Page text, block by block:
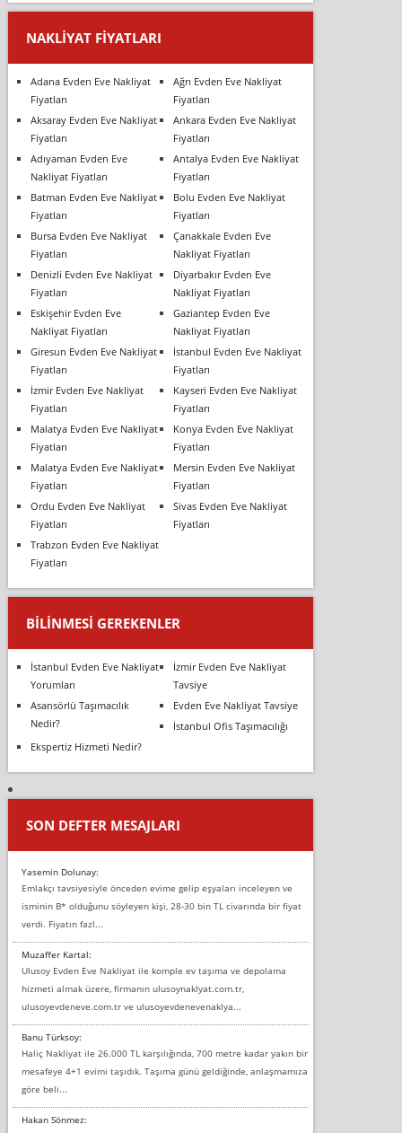
NAKLIYAT FIYATLARI
Adana Evden Eve Nakliyat
Fiyatları
Ağrı Evden Eve Nakliyat
Fiyatları
Aksaray Evden Eve Nakliyat
Fiyatları
Ankara Evden Eve Nakliyat
Fiyatları
Adıyaman Evden Eve
Nakliyat Fiyatları
Antalya Evden Eve Nakliyat
Fiyatları
Batman Evden Eve Nakliyat
Fiyatları
Bolu Evden Eve Nakliyat
Fiyatları
Bursa Evden Eve Nakliyat
Fiyatları
Çanakkale Evden Eve
Nakliyat Fiyatları
Denizli Evden Eve Nakliyat
Fiyatları
Diyarbakır Evden Eve
Nakliyat Fiyatları
Eskişehir Evden Eve
Nakliyat Fiyatları
Gaziantep Evden Eve
Nakliyat Fiyatları
Giresun Evden Eve Nakliyat
Fiyatları
İstanbul Evden Eve Nakliyat
Fiyatları
İzmir Evden Eve Nakliyat
Fiyatları
Kayseri Evden Eve Nakliyat
Fiyatları
Malatya Evden Eve Nakliyat
Fiyatları
Konya Evden Eve Nakliyat
Fiyatları
Malatya Evden Eve Nakliyat
Fiyatları
Mersin Evden Eve Nakliyat
Fiyatları
Ordu Evden Eve Nakliyat
Fiyatları
Sivas Evden Eve Nakliyat
Fiyatları
Trabzon Evden Eve Nakliyat
Fiyatları
BILINMESI GEREKENLER
İstanbul Evden Eve Nakliyat
Yorumları
İzmir Evden Eve Nakliyat
Tavsiye
Asansörlü Taşımacılık
Nedir?
Evden Eve Nakliyat Tavsiye
İstanbul Ofis Taşımacılığı
Ekspertiz Hizmeti Nedir?
SON DEFTER MESAJLARI
Yasemin Dolunay:
Emlakçı tavsiyesiyle önceden evime gelip eşyaları inceleyen ve
isminin B* olduğunu söyleyen kişi, 28-30 bin TL civarında bir fiyat
verdi. Fiyatın fazl...
Muzaffer Kartal:
Ulusoy Evden Eve Nakliyat ile komple ev taşıma ve depolama
hizmeti almak üzere, firmanın ulusoynaklyat.com.tr,
ulusoyevdeneve.com.tr ve ulusoyevdenevenaklya...
Banu Türksoy:
Haliç Nakliyat ile 26.000 TL karşılığında, 700 metre kadar yakın bir
mesafeye 4+1 evimi taşıdık. Taşıma günü geldiğinde, anlaşmamıza
göre beli...
Hakan Sönmez: